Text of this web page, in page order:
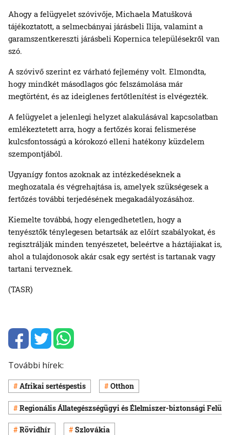
Ahogy a felügyelet szóvivője, Michaela Matušková
tájékoztatott, a selmecbányai járásbeli Ilija, valamint a
garamszentkereszti járásbeli Kopernica településekről van
szó.
A szóvivő szerint ez várható fejlemény volt. Elmondta,
hogy mindkét másodlagos góc felszámolása már
megtörtént, és az ideiglenes fertőtlenítést is elvégezték.
A felügyelet a jelenlegi helyzet alakulásával kapcsolatban
emlékeztetett arra, hogy a fertőzés korai felismerése
kulcsfontosságú a kórokozó elleni hatékony küzdelem
szempontjából.
Ugyanígy fontos azoknak az intézkedéseknek a
meghozatala és végrehajtása is, amelyek szükségesek a
fertőzés további terjedésének megakadályozásához.
Kiemelte továbbá, hogy elengedhetetlen, hogy a
tenyésztők ténylegesen betartsák az előírt szabályokat, és
regisztrálják minden tenyészetet, beleértve a háztájiakat is,
ahol a tulajdonosok akár csak egy sertést is tartanak vagy
tartani terveznek.
(TASR)
További hírek:
Afrikai sertéspestis Otthon
Regionális Állategészségügyi és Élelmiszer-biztonsági
Rövidhír Szlovákia